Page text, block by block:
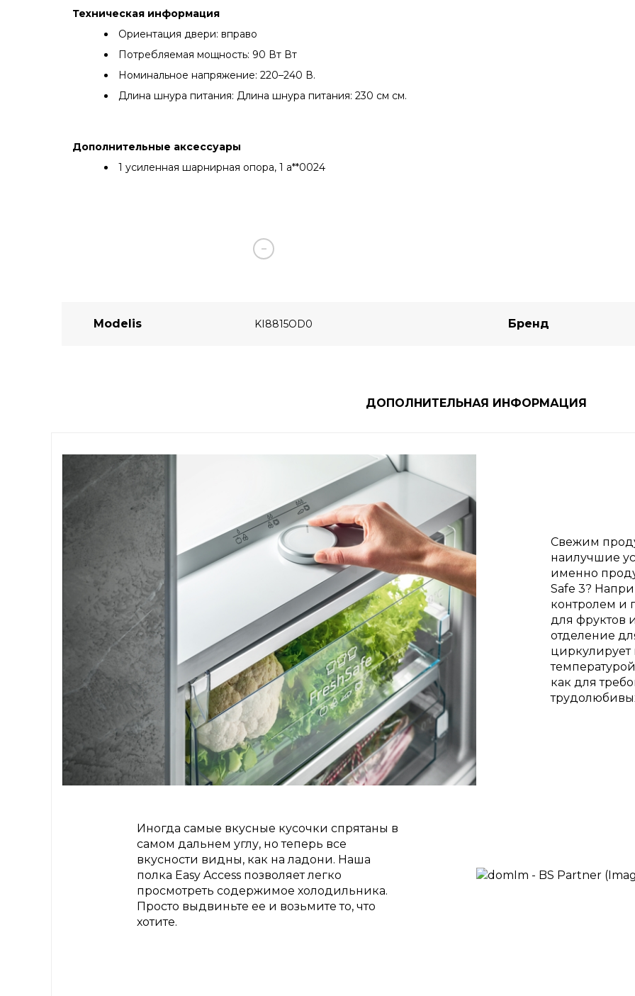
Техническая информация
Ориентация двери: вправо
Потребляемая мощность: 90 Вт Вт
Номинальное напряжение: 220–240 В.
Длина шнура питания: Длина шнура питания: 230 см см.
Дополнительные аксессуары
1 усиленная шарнирная опора, 1 a**0024
Modelis KI8815OD0 Бренд
ДОПОЛНИТЕЛЬНАЯ ИНФОРМАЦИЯ
Свежим
наилучшие
именно
Safe 3?
контролем и
для фруктов
отделение
циркулирует
как для
Иногда самые вкусные кусочки спрятаны в
самом дальнем углу, но теперь все
вкусности видны, как на ладони. Наша
полка Easy Access позволяет легко
просмотреть содержимое холодильника.
Просто выдвиньте ее и возьмите то, что
хотите.